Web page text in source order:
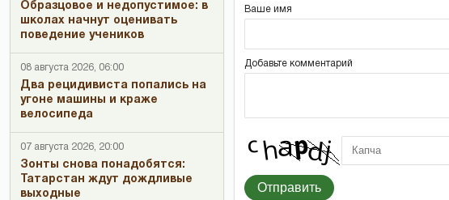
Образцовое и недопустимое: в
школах начнут оценивать
поведение учеников
08 августа 2026, 06:00
Два рецидивиста попались на
угоне машины и краже
велосипеда
07 августа 2026, 20:00
Зонты снова понадобятся:
Татарстан ждут дождливые
выходные
Ваше имя
Добавьте комментарий
Отправить